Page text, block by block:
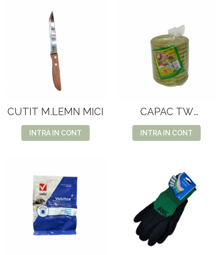
CUTIT M.LEMN MICI
INTRA IN CONT
CAPAC TW
82(800/BAX)
INTRA IN CONT